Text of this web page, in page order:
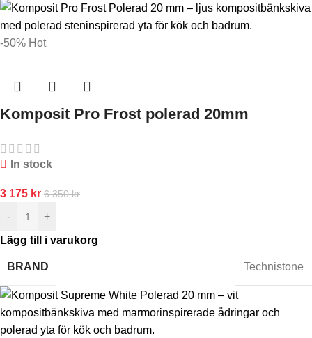
-50% Hot
Komposit Pro Frost polerad 20mm
In stock
3 175 kr 6 350kr
-
+
Lägg till i varukorg
BRAND Technistone